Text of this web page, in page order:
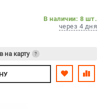
В наличии: 8 шт.
через 4 дня
на карту ?